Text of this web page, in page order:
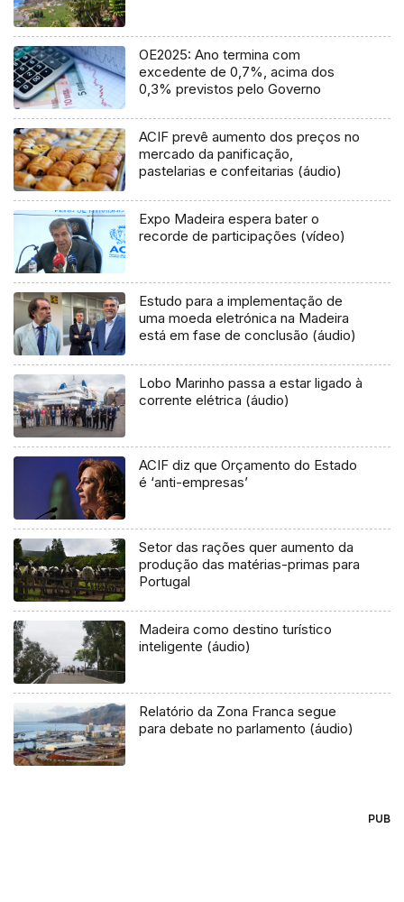
OE2025: Ano termina com
excedente de 0,7%, acima dos
0,3% previstos pelo Governo
ACIF prevê aumento dos preços no
mercado da panificação,
pastelarias e confeitarias (áudio)
Expo Madeira espera bater o
recorde de participações (vídeo)
Estudo para a implementação de
uma moeda eletrónica na Madeira
está em fase de conclusão (áudio)
Lobo Marinho passa a estar ligado à
corrente elétrica (áudio)
ACIF diz que Orçamento do Estado
é ‘anti-empresas’
Setor das rações quer aumento da
produção das matérias-primas para
Portugal
Madeira como destino turístico
inteligente (áudio)
Relatório da Zona Franca segue
para debate no parlamento (áudio)
PUB